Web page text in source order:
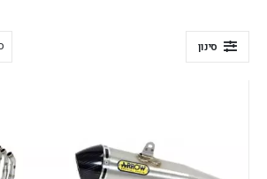
סינון